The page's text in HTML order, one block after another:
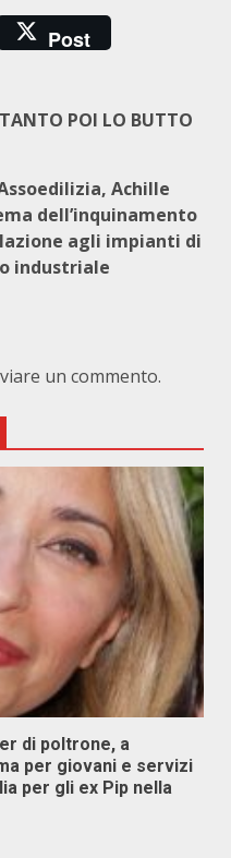
Post
POI LO BUTTO
Achille
dell’inquinamento
agli impianti di
industriale
un commento.
di poltrone, a
per giovani e servizi
per gli ex Pip nella